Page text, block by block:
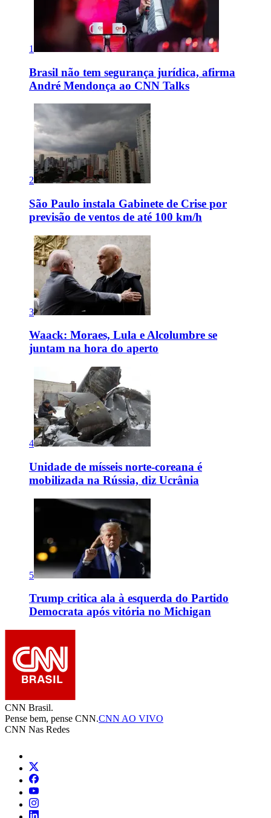
1
Brasil não tem segurança jurídica, afirma
André Mendonça ao CNN Talks
2
São Paulo instala Gabinete de Crise por
previsão de ventos de até 100 km/h
3
Waack: Moraes, Lula e Alcolumbre se
juntam na hora do aperto
4
Unidade de mísseis norte-coreana é
mobilizada na Rússia, diz Ucrânia
5
Trump critica ala à esquerda do Partido
Democrata após vitória no Michigan
CNN Brasil.
Pense bem, pense CNN.CNN AO VIVO
CNN Nas Redes